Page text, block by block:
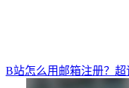
B站怎么用邮箱注册？超